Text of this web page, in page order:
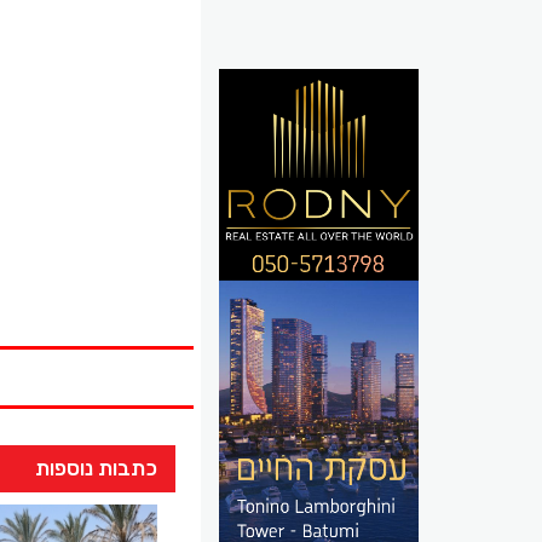
כתבות נוספות